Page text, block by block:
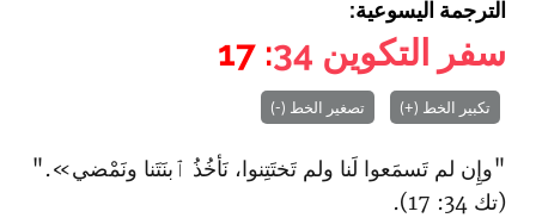
الترجمة اليسوعية:
سفر التكوين 34
: 17
تكبير الخط (+) تصغير الخط (-)
"وإِن لم تَسمَعوا لَنا ولم تَختَتِنوا، نَأخُذُ ٱبنَتَنا ونَمْضي»."
(تك 34: 17).